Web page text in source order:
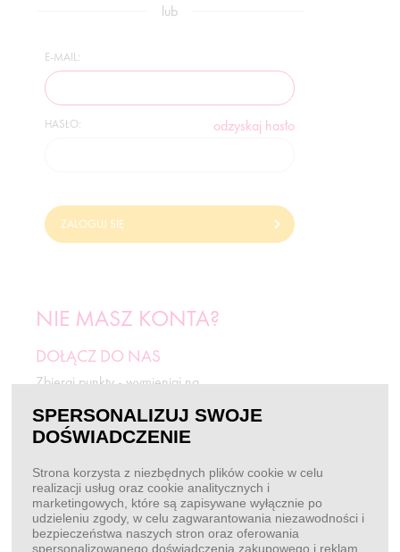
lub
E-MAIL:
HASŁO: odzyskaj hasło
ZALOGUJ SIĘ
NIE MASZ KONTA?
DOŁĄCZ DO NAS
Zbieraj punkty - wymieniaj na
ZAREJESTRUJ SIĘ
BEZ LOGOWANIA
Chcę złożyć zamówienie
SPERSONALIZUJ SWOJE
DOŚWIADCZENIE
Strona korzysta z niezbędnych plików cookie w celu
realizacji usług oraz cookie analitycznych i
marketingowych, które są zapisywane wyłącznie po
udzieleniu zgody, w celu zagwarantowania niezawodności i
bezpieczeństwa naszych stron oraz oferowania
spersonalizowanego doświadczenia zakupowego i reklam.